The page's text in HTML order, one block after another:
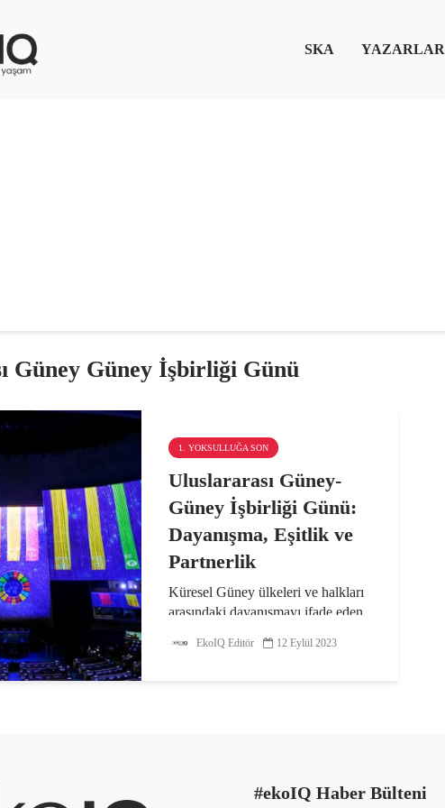
SKA YAZARLAR
Güney Güney İşbirliği Günü
1. YOKSULLUĞA SON
Uluslararası Güney-
Güney İşbirliği Günü:
Dayanışma, Eşitlik ve
Partnerlik
Küresel Güney ülkeleri ve halkları
arasındaki dayanışmayı ifade eden
ülkeleri arasında siyasi, ekonomik,
EkoIQ Editör 12 Eylül 2023
#ekoIQ Haber Bülteni